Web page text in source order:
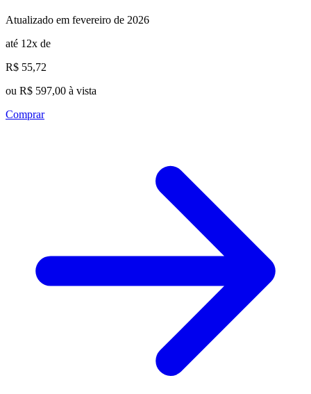
Atualizado em fevereiro de 2026
até 12x de
R$ 55,72
ou R$ 597,00 à vista
Comprar